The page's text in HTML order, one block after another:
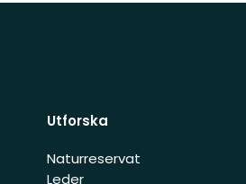
Utforska
Naturreservat
Leder